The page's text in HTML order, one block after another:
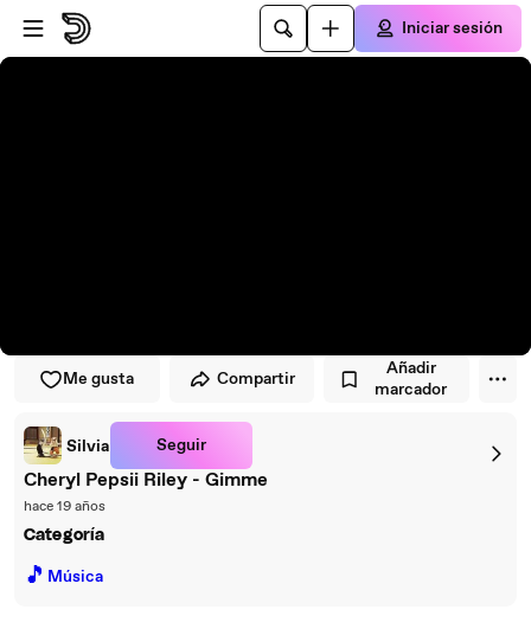
Saltar al reproductor
Saltar al contenido principal
Iniciar sesión
Me gusta Compartir
Añadir
marcador
Silvia Seguir
Cheryl Pepsii Riley - Gimme
hace 19 años
Categoría
🎵 Música